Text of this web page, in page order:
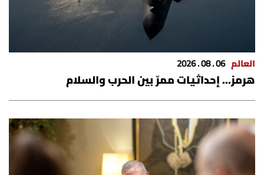
العالم 06 . 08 . 2026
هرمز... إحداثيات ممرّ بين الحرب والسلام